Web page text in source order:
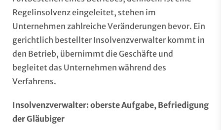
Regelinsolvenz eingeleitet, stehen im
Unternehmen zahlreiche Veränderungen bevor. Ein
gerichtlich bestellter Insolvenzverwalter kommt in
den Betrieb, übernimmt die Geschäfte und
begleitet das Unternehmen während des
Verfahrens.
Insolvenzverwalter: oberste Aufgabe, Befriedigung
der Gläubiger